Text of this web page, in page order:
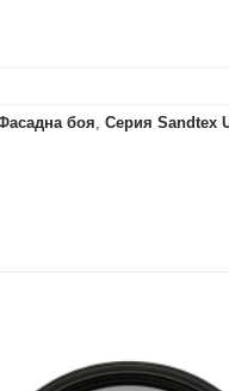
боя ,Серия Sandtex